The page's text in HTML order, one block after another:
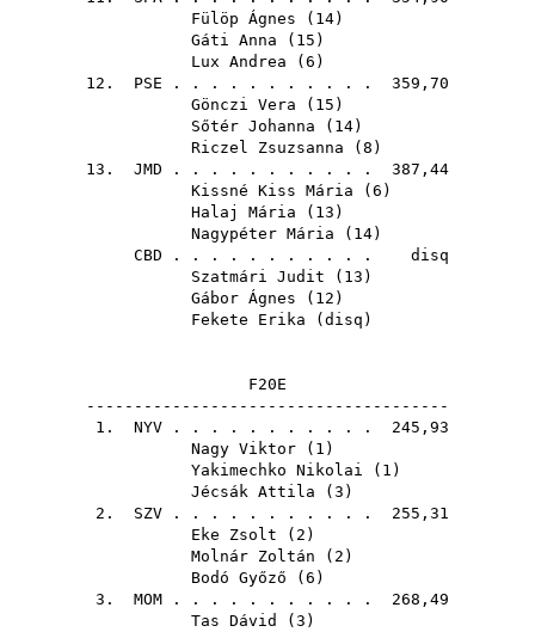
Fülöp Ágnes ( 14)
Gáti Anna ( 15 )
Lux Andrea ( 6 )
12. PSE . . . . . . . . . . . 359,70
Gönczi Vera ( 15 )
Sőtér Johanna ( 14)
Riczel Zsuzsanna ( 8 )
13. JMD . . . . . . . . . . . 387,44
Kissné Kiss Mária ( 6 )
Halaj Mária ( 13 )
Nagypéter Mária ( 14)
CBD . . . . . . . . . . . disq
Szatmári Judit ( 13 )
Gábor Ágnes ( 12 )
Fekete Erika ( disq )
F20E
--------------------------------------
1. NYV . . . . . . . . . . . 245,93
Nagy Viktor ( 1 )
Yakimechko Nikolai ( 1 )
Jécsák Attila ( 3 )
2. SZV . . . . . . . . . . . 255,31
Eke Zsolt ( 2 )
Molnár Zoltán ( 2 )
Bodó Győző ( 6 )
3. MOM . . . . . . . . . . . 268,49
Tas Dávid
( 3 )